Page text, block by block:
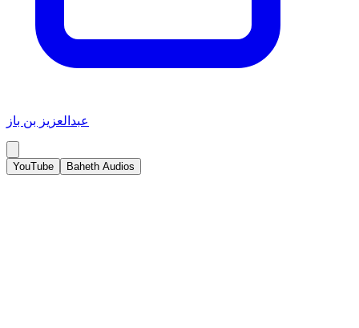
عبدالعزيز بن باز
YouTube Baheth Audios